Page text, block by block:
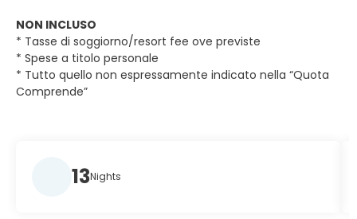
NON INCLUSO
* Tasse di soggiorno/resort fee ove previste
* Spese a titolo personale
* Tutto quello non espressamente indicato nella “Quota
Comprende”
13Nights